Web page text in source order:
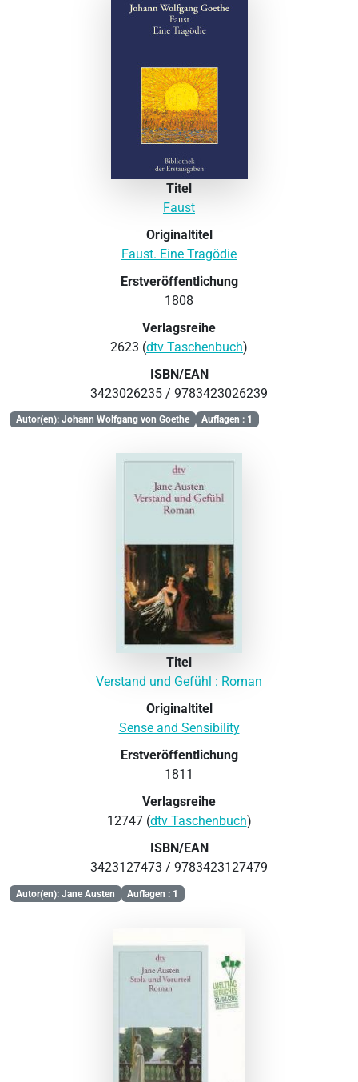
Titel
Faust
Originaltitel
Faust. Eine Tragödie
Erstveröffentlichung
1808
Verlagsreihe
2623 (dtv Taschenbuch)
ISBN/EAN
3423026235 / 9783423026239
Autor(en): Johann Wolfgang von Goethe Auflagen : 1
Titel
Verstand und Gefühl : Roman
Originaltitel
Sense and Sensibility
Erstveröffentlichung
1811
Verlagsreihe
12747 (dtv Taschenbuch)
ISBN/EAN
3423127473 / 9783423127479
Autor(en): Jane Austen Auflagen : 1